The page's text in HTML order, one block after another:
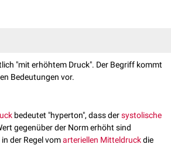
"mit erhöhtem Druck". Der Begriff kommt
Bedeutungen vor.
bedeutet "hyperton", dass dersystolische
gegenüber der Norm erhöht sind
der Regel vomarteriellen Mitteldruckdie